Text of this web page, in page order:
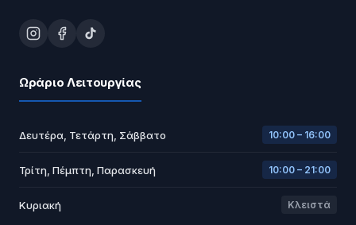
Ωράριο Λειτουργίας
Δευτέρα, Τετάρτη, Σάββατο 10:00 – 16:00
Τρίτη, Πέμπτη, Παρασκευή 10:00 – 21:00
Κυριακή Κλειστά